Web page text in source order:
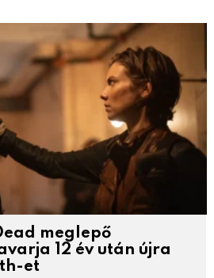
meglepő
12 év után újra
et